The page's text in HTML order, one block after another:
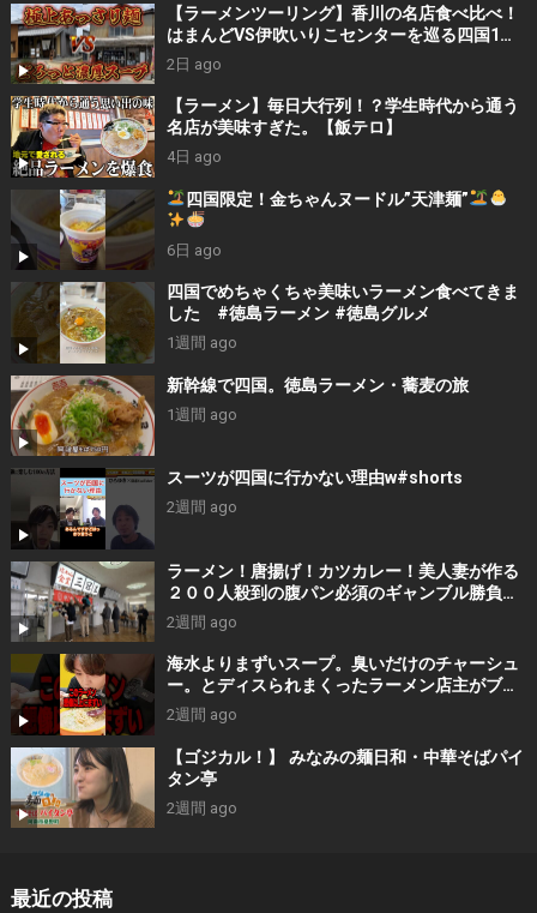
【ラーメンツーリング】香川の名店食べ比べ！
はまんどVS伊吹いりこセンターを巡る四国1泊2
日旅
2日 ago
【ラーメン】毎日大行列！？学生時代から通う
名店が美味すぎた。【飯テロ】
4日 ago
四国限定！金ちゃんヌードル”天津麺”
6日 ago
四国でめちゃくちゃ美味いラーメン食べてきま
した #徳島ラーメン #徳島グルメ
1週間 ago
新幹線で四国。徳島ラーメン・蕎麦の旅
1週間 ago
スーツが四国に行かない理由w#shorts
2週間 ago
ラーメン！唐揚げ！カツカレー！美人妻が作る
２００人殺到の腹パン必須のギャンブル勝負め
し食堂がスゴすぎた。。
2週間 ago
海水よりまずいスープ。臭いだけのチャーシュ
ー。とディスられまくったラーメン店主がブチ
ギレた結果・・
2週間 ago
【ゴジカル！】 みなみの麺日和・中華そばパイ
タン亭
2週間 ago
最近の投稿